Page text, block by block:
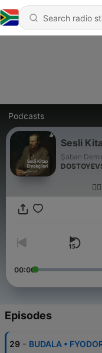
Podcasts
Sesli
Şaban
00:00
Episodes
29 - BUDALA •